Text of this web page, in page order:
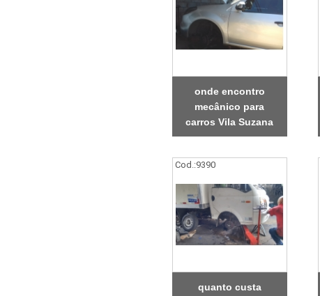
onde encontro
mecânico para
carros Vila Suzana
Cod.:9390
quanto custa